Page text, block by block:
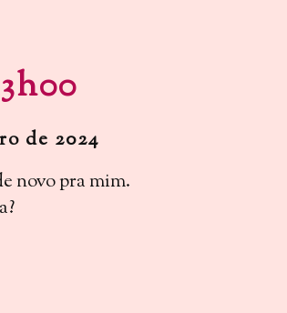
de 2024
novo pra mim.